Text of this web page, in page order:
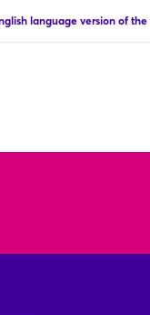
language version of the